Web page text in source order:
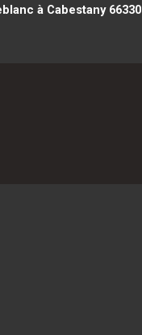
à Cabestany 66330